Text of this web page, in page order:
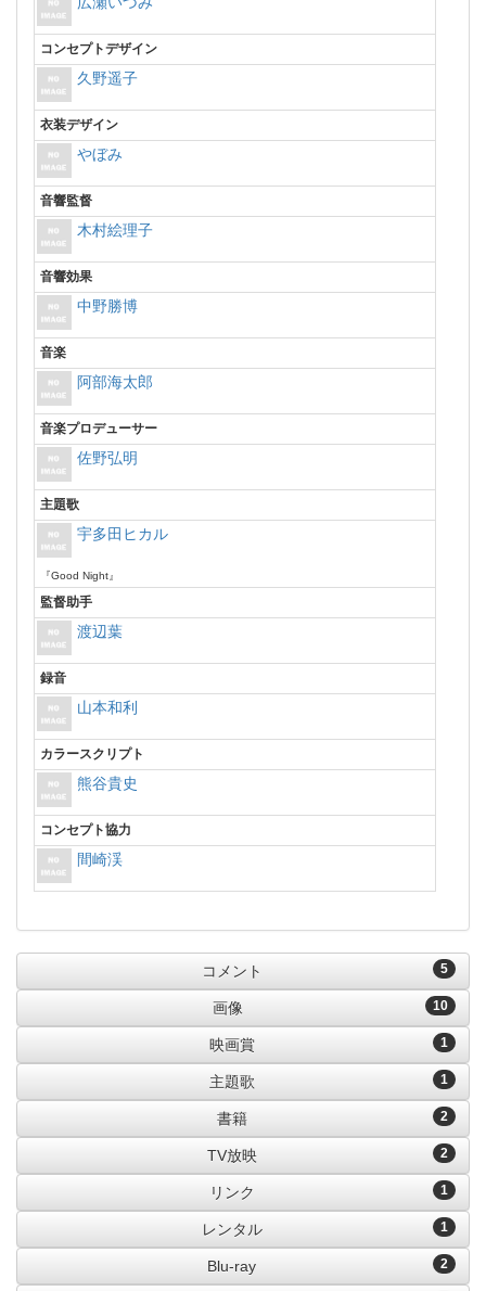
コンセプトデザイン
久野遥子
衣装デザイン
やぼみ
音響監督
木村絵理子
音響効果
中野勝博
音楽
阿部海太郎
音楽プロデューサー
佐野弘明
主題歌
宇多田ヒカル
『Good Night』
監督助手
渡辺葉
録音
山本和利
カラースクリプト
熊谷貴史
コンセプト協力
間崎渓
5
コメント
10
画像
1
映画賞
1
主題歌
2
書籍
2
TV放映
1
リンク
1
レンタル
2
Blu-ray